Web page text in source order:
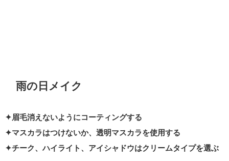
雨の日メイク
✦眉毛消えないようにコーティングする
✦マスカラはつけないか、透明マスカラを使用する
✦チーク、ハイライト、アイシャドウはクリームタイプを選ぶ